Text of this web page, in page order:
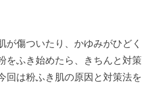
が傷ついたり、かゆみがひどく
をふき始めたら、きちんと対策
回は粉ふき肌の原因と対策法を